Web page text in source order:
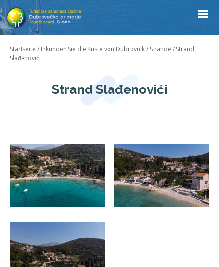
Startseite / Erkunden Sie die Küste von Dubrovnik/ Strände / Strand
Slađenovići
Strand Slađenovići